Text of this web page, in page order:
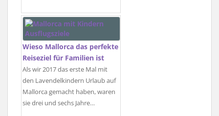
Wieso Mallorca das perfekte
Reiseziel für Familien ist
Als wir 2017 das erste Mal mit
den Lavendelkindern Urlaub auf
Mallorca gemacht haben, waren
sie drei und sechs Jahre…